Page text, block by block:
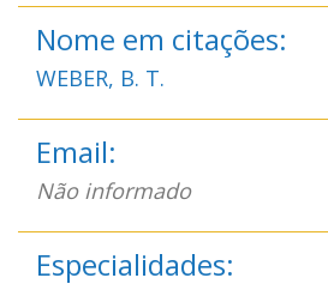
Nome em citações:
WEBER, B. T.
Email:
Não informado
Especialidades: